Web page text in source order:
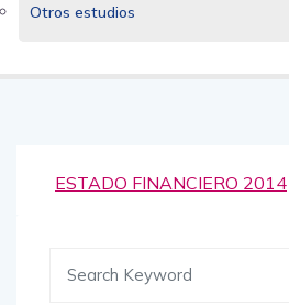
Otros estudios
ESTADO FINANCIERO 2014